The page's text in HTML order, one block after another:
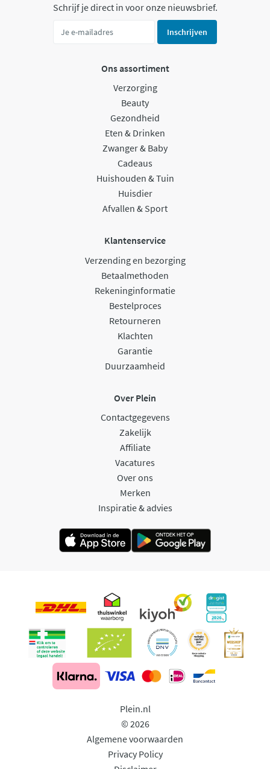
Schrijf je direct in voor onze nieuwsbrief.
Inschrijven
Ons assortiment
Verzorging
Beauty
Gezondheid
Eten & Drinken
Zwanger & Baby
Cadeaus
Huishouden & Tuin
Huisdier
Afvallen & Sport
Klantenservice
Verzending en bezorging
Betaalmethoden
Rekeninginformatie
Bestelproces
Retourneren
Klachten
Garantie
Duurzaamheid
Over Plein
Contactgegevens
Zakelijk
Affiliate
Vacatures
Over ons
Merken
Inspiratie & advies
Plein.nl
© 2026
Algemene voorwaarden
Privacy Policy